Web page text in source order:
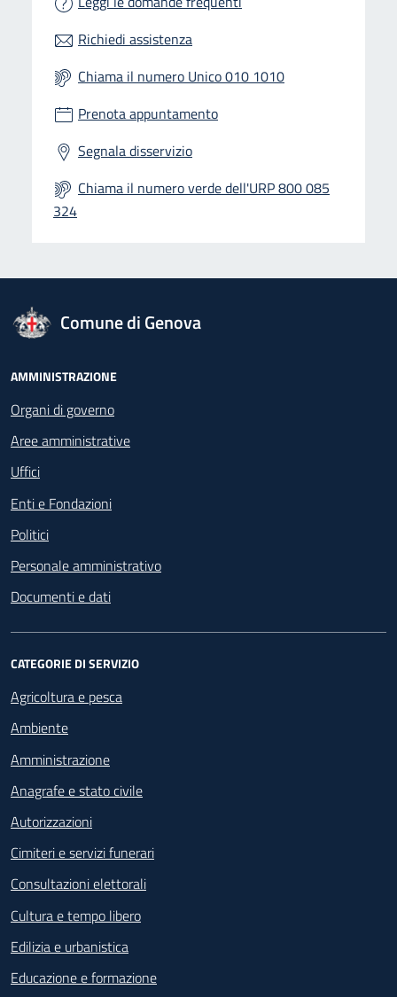
Richiedi assistenza
Chiama il numero Unico 010 1010
Prenota appuntamento
Segnala disservizio
Chiama il numero verde dell'URP 800 085
324
logo Unione Europea
Comune di Genova
Footer - Navigazione
AMMINISTRAZIONE
Organi di governo
Aree amministrative
Uffici
Enti e Fondazioni
Politici
Personale amministrativo
Documenti e dati
CATEGORIE DI SERVIZIO
Agricoltura e pesca
Ambiente
Amministrazione
Anagrafe e stato civile
Autorizzazioni
Cimiteri e servizi funerari
Consultazioni elettorali
Cultura e tempo libero
Edilizia e urbanistica
Educazione e formazione